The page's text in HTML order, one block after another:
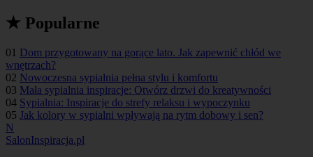
★ Popularne
01 Dom przygotowany na gorące lato. Jak zapewnić chłód we
wnętrzach?
02 Nowoczesna sypialnia pełna stylu i komfortu
03 Mała sypialnia inspiracje: Otwórz drzwi do kreatywności
04 Sypialnia: Inspiracje do strefy relaksu i wypoczynku
05 Jak kolory w sypialni wpływają na rytm dobowy i sen?
N
SalonInspiracja.pl